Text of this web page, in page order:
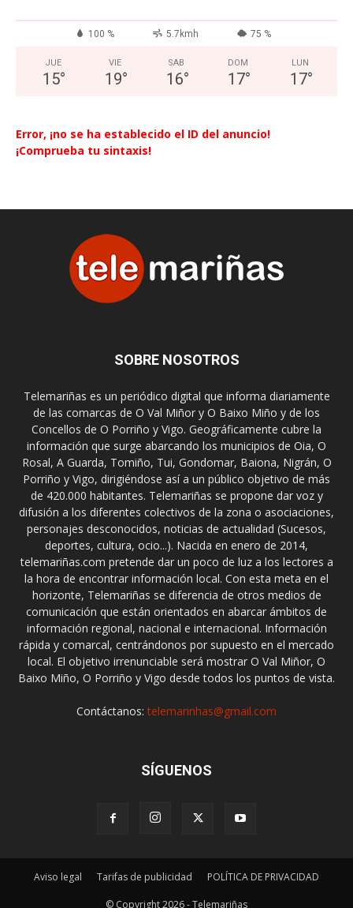
100 % 5.7kmh 75 %
JUE
15°
VIE
19°
SAB
16°
DOM
17°
LUN
17°
Error, ¡no se ha establecido el ID del anuncio!
¡Comprueba tu sintaxis!
SOBRE NOSOTROS
Telemariñas es un periódico digital que informa diariamente
de las comarcas de O Val Miñor y O Baixo Miño y de los
Concellos de O Porriño y Vigo. Geográficamente cubre la
información que surge abarcando los municipios de Oia, O
Rosal, A Guarda, Tomiño, Tui, Gondomar, Baiona, Nigrán, O
Porriño y Vigo, dirigiéndose así a un público objetivo de más
de 420.000 habitantes. Telemariñas se propone dar voz y
difusión a los diferentes colectivos de la zona o asociaciones,
personajes desconocidos, noticias de actualidad (Sucesos,
deportes, cultura, ocio...). Nacida en enero de 2014,
telemariñas.com pretende dar un poco de luz a los lectores a
la hora de encontrar información local. Con esta meta en el
horizonte, Telemariñas se diferencia de otros medios de
comunicación que están orientados en abarcar ámbitos de
información regional, nacional e internacional. Información
rápida y comarcal, centrándonos por supuesto en el mercado
local. El objetivo irrenunciable será mostrar O Val Miñor, O
Baixo Miño, O Porriño y Vigo desde todos los puntos de vista.
Contáctanos:telemarinhas@gmail.com
SÍGUENOS
Aviso legal Tarifas de publicidad POLÍTICA DE PRIVACIDAD
© Copyright 2026 - Telemariñas